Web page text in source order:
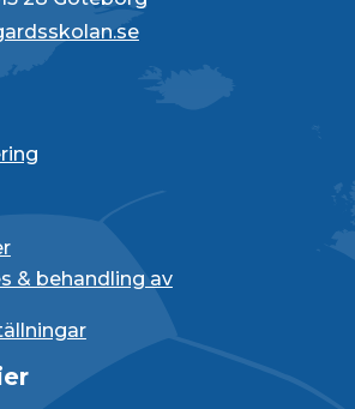
& behandling av